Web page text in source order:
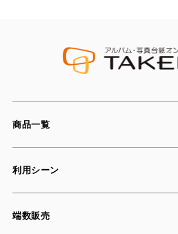
商品一覧
利用シーン
端数販売